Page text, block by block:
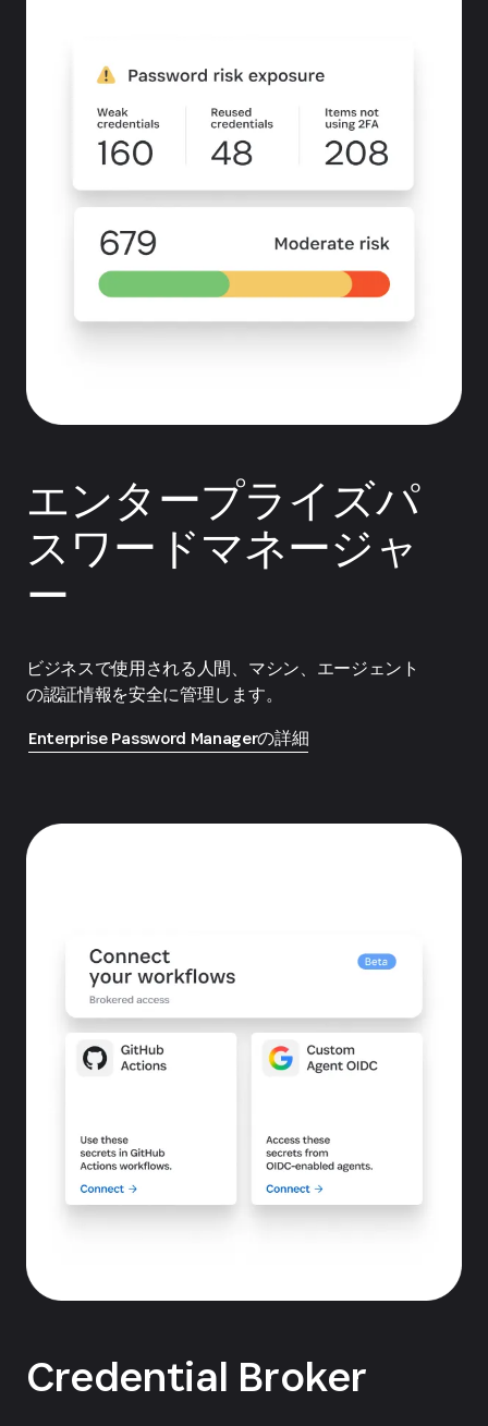
エンタープライズパ
スワードマネージャ
ー
ビジネスで使用される人間、マシン、エージェント
の認証情報を安全に管理します。
Enterprise Password Managerの詳細
Credential Broker